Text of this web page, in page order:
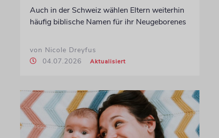
Auch in der Schweiz wählen Eltern weiterhin
häufig biblische Namen für ihr Neugeborenes
von Nicole Dreyfus
04.07.2026
Aktualisiert